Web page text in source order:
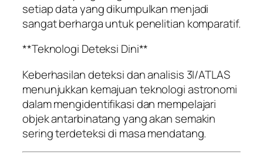
setiap data yang dikumpulkan menjadi
sangat berharga untuk penelitian komparatif.
**Teknologi Deteksi Dini**
Keberhasilan deteksi dan analisis 3I/ATLAS
menunjukkan kemajuan teknologi astronomi
dalam mengidentifikasi dan mempelajari
objek antarbinatang yang akan semakin
sering terdeteksi di masa mendatang.